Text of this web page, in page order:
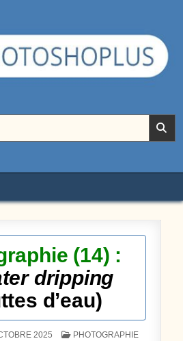
(14) :
dripping
d’eau)
2025 POSTÉ DANS
PHOTOGRAPHIE